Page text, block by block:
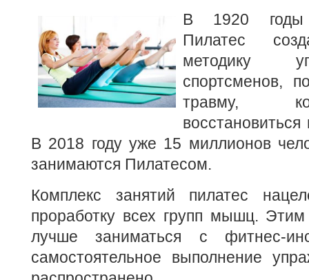
В 1920 годы
Пилатес
методику
спортсменов,
травму,
В 2018 году уже 15 миллионов
занимаются Пилатесом.
Комплекс занятий пилатес
проработку всех групп мышц.
лучше заниматься с фитнес-
самостоятельное выполнение